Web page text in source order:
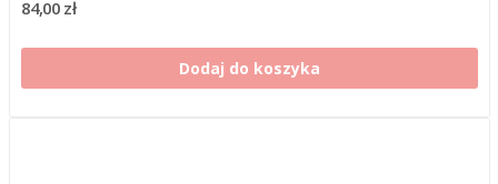
84,00 zł
Dodaj do koszyka